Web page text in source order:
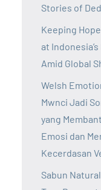
Stories of
Keeping
at
Amid Global
Welsh
Mwnci Jadi
yang
Emosi dan
Kecerdasan
Sabun